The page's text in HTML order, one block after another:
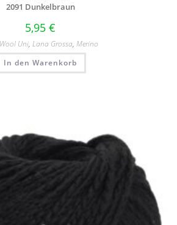
2091 Dunkelbraun
5,95 €
Uni, Lana Grossa, Merino
In den Warenkorb